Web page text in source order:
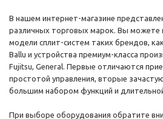
В нашем интернет-магазине
различных торговых марок. Вы
модели сплит-систем таких брендов,
Ballu и устройства премиум-класса
Fujitsu, General. Первые отличаются
простотой управления, вторые
большим набором функций и
При выборе оборудования обратите